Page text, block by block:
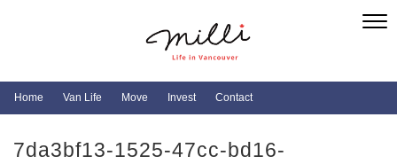
Home Van Life Move Invest Contact
7da3bf13-1525-47cc-bd16-